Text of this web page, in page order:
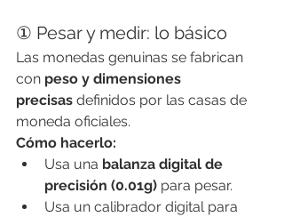
① Pesar y medir: lo básico
Las monedas genuinas se fabrican
con peso y dimensiones
precisas definidos por las casas de
moneda oficiales.
Cómo hacerlo:
Usa una balanza digital de
precisión (0.01g) para pesar.
Usa un calibrador digital para